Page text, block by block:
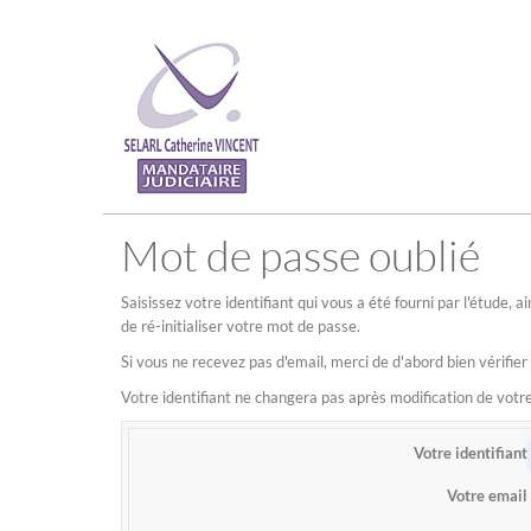
Mot de passe oublié
Saisissez votre identifiant qui vous a été fourni par l'étude,
de ré-initialiser votre mot de passe.
Si vous ne recevez pas d'email, merci de d'abord bien
Votre identifiant ne changera pas après modification de
Votre identifiant
Votre email